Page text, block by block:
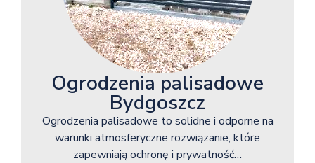
Ogrodzenia palisadowe
Bydgoszcz
Ogrodzenia palisadowe to solidne i odporne na
warunki atmosferyczne rozwiązanie, które
zapewniają ochronę i prywatność…